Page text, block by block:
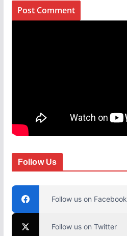
Follow Us
Follow us on Facebook
Follow us on Twitter